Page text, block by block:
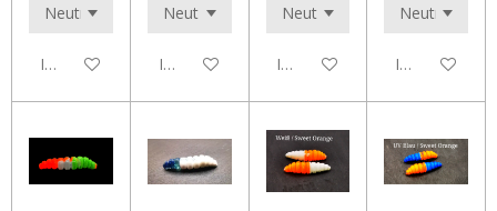
In den WarenkorbIn den WarenkorbIn den WarenkorbIn den